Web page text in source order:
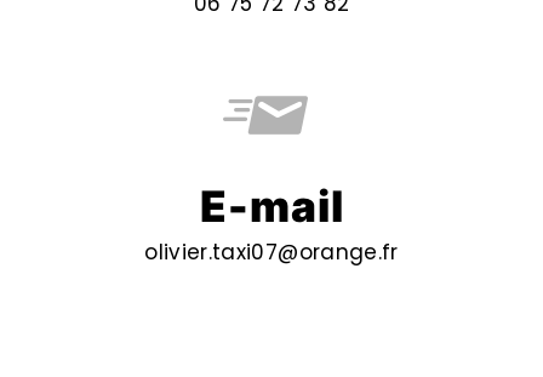
E-mail
olivier.taxi07@orange.fr